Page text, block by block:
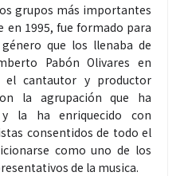
grupos más importantes
en 1995, fue formado para
que los llenaba de
Pabón Olivares en
el cantautor y productor
la agrupación que ha
la ha enriquecido con
consentidos de todo el
como uno de los
de la musica.